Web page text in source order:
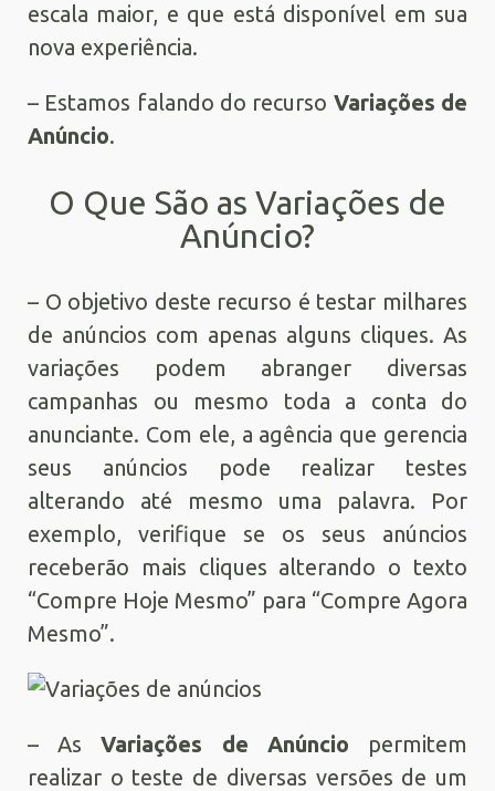
escala maior, e que está disponível em sua
nova experiência.
– Estamos falando do recurso Variações de
Anúncio.
O Que São as Variações de
Anúncio?
– O objetivo deste recurso é testar milhares
de anúncios com apenas alguns cliques. As
variações podem abranger diversas
campanhas ou mesmo toda a conta do
anunciante. Com ele, a agência que gerencia
seus anúncios pode realizar testes
alterando até mesmo uma palavra. Por
exemplo, verifique se os seus anúncios
receberão mais cliques alterando o texto
“Compre Hoje Mesmo” para “Compre Agora
Mesmo”.
– AsVariações de Anúncio permitem
realizar o teste de diversas versões de um